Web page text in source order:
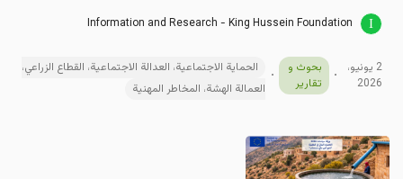
Information and Research - King Hussein Foundation
2 يونيو،
2026
بحوث و
تقارير
الحماية الاجتماعية، العدالة الاجتماعية، القطاع الزراعي،
العمالة الهشة، المخاطر المهنية